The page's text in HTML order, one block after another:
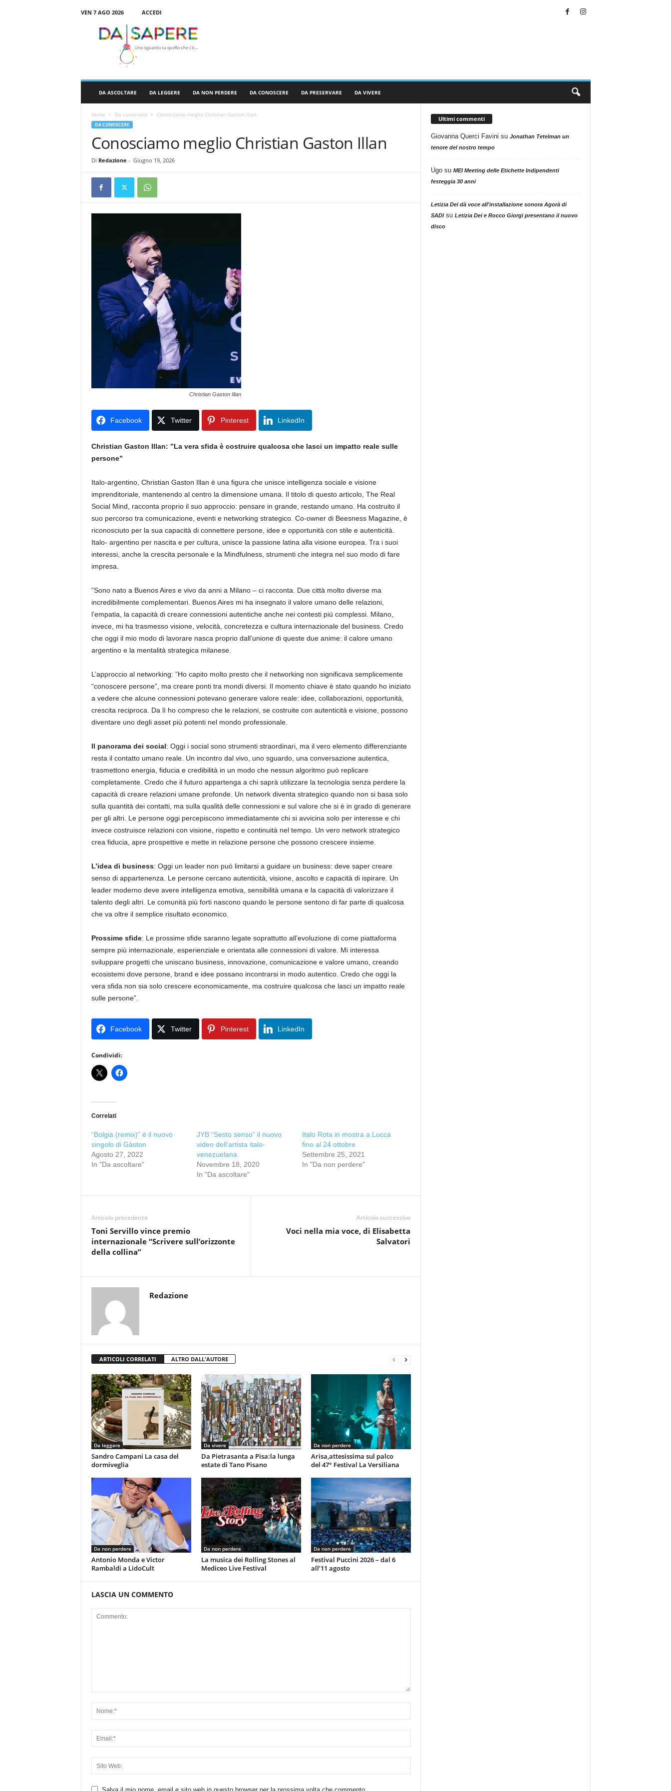
VEN 7 AGO 2026
ACCEDI
DA ASCOLTARE DA LEGGERE DA NON PERDERE DA CONOSCERE DA PRESERVARE DA VIVERE
Home Da conoscere Conosciamo meglio Christian Gaston Illan
DA CONOSCERE
Conosciamo meglio Christian Gaston Illan
Di Redazione - Giugno 19, 2026
Christian Gaston Illan
Facebook Twitter Pinterest LinkedIn
Christian Gaston Illan: ”La vera sfida è costruire qualcosa che lasci un impatto reale sulle
persone”
Italo-argentino, Christian Gaston Illan è una figura che unisce intelligenza sociale e visione
imprenditoriale, mantenendo al centro la dimensione umana. Il titolo di questo articolo, The Real
Social Mind, racconta proprio il suo approccio: pensare in grande, restando umano. Ha costruito il
suo percorso tra comunicazione, eventi e networking strategico. Co-owner di Beesness Magazine, è
riconosciuto per la sua capacità di connettere persone, idee e opportunità con stile e autenticità.
Italo- argentino per nascita e per cultura, unisce la passione latina alla visione europea. Tra i suoi
interessi, anche la crescita personale e la Mindfulness, strumenti che integra nel suo modo di fare
impresa.
”Sono nato a Buenos Aires e vivo da anni a Milano – ci racconta. Due città molto diverse ma
incredibilmente complementari. Buenos Aires mi ha insegnato il valore umano delle relazioni,
l’empatia, la capacità di creare connessioni autentiche anche nei contesti più complessi. Milano,
invece, mi ha trasmesso visione, velocità, concretezza e cultura internazionale del business. Credo
che oggi il mio modo di lavorare nasca proprio dall’unione di queste due anime: il calore umano
argentino e la mentalità strategica milanese.
L’approccio al networking: ”Ho capito molto presto che il networking non significava semplicemente
“conoscere persone”, ma creare ponti tra mondi diversi. Il momento chiave è stato quando ho iniziato
a vedere che alcune connessioni potevano generare valore reale: idee, collaborazioni, opportunità,
crescita reciproca. Da lì ho compreso che le relazioni, se costruite con autenticità e visione, possono
diventare uno degli asset più potenti nel mondo professionale.
Il panorama dei social: Oggi i social sono strumenti straordinari, ma il vero elemento differenziante
resta il contatto umano reale. Un incontro dal vivo, uno sguardo, una conversazione autentica,
trasmettono energia, fiducia e credibilità in un modo che nessun algoritmo può replicare
completamente. Credo che il futuro appartenga a chi saprà utilizzare la tecnologia senza perdere la
capacità di creare relazioni umane profonde. Un network diventa strategico quando non si basa solo
sulla quantità dei contatti, ma sulla qualità delle connessioni e sul valore che si è in grado di generare
per gli altri. Le persone oggi percepiscono immediatamente chi si avvicina solo per interesse e chi
invece costruisce relazioni con visione, rispetto e continuità nel tempo. Un vero network strategico
crea fiducia, apre prospettive e mette in relazione persone che possono crescere insieme.
L’idea di business: Oggi un leader non può limitarsi a guidare un business: deve saper creare
senso di appartenenza. Le persone cercano autenticità, visione, ascolto e capacità di ispirare. Un
leader moderno deve avere intelligenza emotiva, sensibilità umana e la capacità di valorizzare il
talento degli altri. Le comunità più forti nascono quando le persone sentono di far parte di qualcosa
che va oltre il semplice risultato economico.
Prossime sfide: Le prossime sfide saranno legate soprattutto all’evoluzione di come piattaforma
sempre più internazionale, esperienziale e orientata alle connessioni di valore. Mi interessa
sviluppare progetti che uniscano business, innovazione, comunicazione e valore umano, creando
ecosistemi dove persone, brand e idee possano incontrarsi in modo autentico. Credo che oggi la
vera sfida non sia solo crescere economicamente, ma costruire qualcosa che lasci un impatto reale
sulle persone”.
Facebook Twitter Pinterest LinkedIn
Condividi:
Correlati
“Bolgia (remix)” è il nuovo
singolo di Gàston
Agosto 27, 2022
In "Da ascoltare"
JYB “Sesto senso” il nuovo
video dell’artista italo-
venezuelana
Novembre 18, 2020
In "Da ascoltare"
Italo Rota in mostra a Lucca
fino al 24 ottobre
Settembre 25, 2021
In "Da non perdere"
Articolo precedente
Toni Servillo vince premio
internazionale “Scrivere sull’orizzonte
della collina”
Articolo successivo
Voci nella mia voce, di Elisabetta
Salvatori
Redazione
ARTICOLI CORRELATI ALTRO DALL'AUTORE
Da leggere
Sandro Campani La casa del
dormiveglia
Da vivere
Da Pietrasanta a Pisa:la lunga
estate di Tano Pisano
Da non perdere
Arisa,attesissima sul palco
del 47° Festival La Versiliana
Da non perdere
Antonio Monda e Victor
Rambaldi a LidoCult
Da non perdere
La musica dei Rolling Stones al
Mediceo Live Festival
Da non perdere
Festival Puccini 2026 – dal 6
all’11 agosto
LASCIA UN COMMENTO
Ultimi commenti
Giovanna Querci Favini su Jonathan Tetelman un
tenore del nostro tempo
Ugosu MEI Meeting delle Etichette Indipendenti
festeggia 30 anni
Letizia Dei dà voce all'installazione sonora Agorà di
SADIsu Letizia Dei e Rocco Giorgi presentano il nuovo
disco